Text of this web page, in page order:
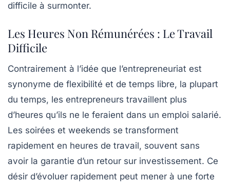
difficile à surmonter.
Les Heures Non Rémunérées : Le Travail
Difficile
Contrairement à l’idée que l’entrepreneuriat est
synonyme de flexibilité et de temps libre, la plupart
du temps, les entrepreneurs travaillent plus
d’heures qu’ils ne le feraient dans un emploi salarié.
Les soirées et weekends se transforment
rapidement en heures de travail, souvent sans
avoir la garantie d’un retour sur investissement. Ce
désir d’évoluer rapidement peut mener à une forte